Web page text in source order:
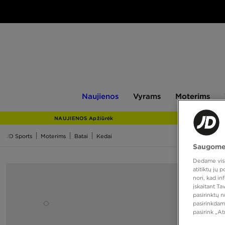
Naujienos Vyrams Moterims
NAUJIENOS Apžiūrėk
JD Sports Moterims Batai Kedai
Dedame
atitiktų jų
nori, kad
įskaitant
pasirinktų
pasirink